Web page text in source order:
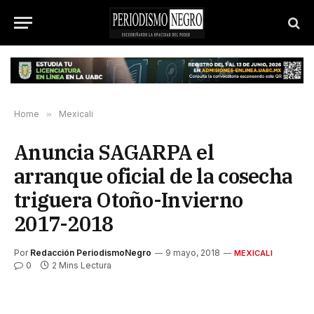
Home » Mexicali
Anuncia SAGARPA el
arranque oficial de la cosecha
triguera Otoño-Invierno
2017-2018
Por Redacción PeriodismoNegro 9 mayo, 2018 MEXICALI
0 2 Mins Lectura